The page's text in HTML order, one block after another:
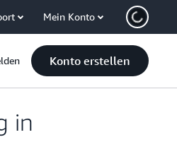
Mein Konto
Konto erstellen
in